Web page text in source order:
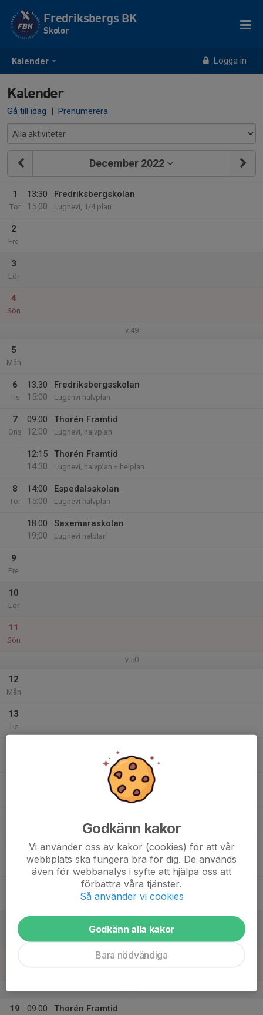
Kalender Logga in
Fredriksbergs BK
Skolor
Kalender
Gå till idag | Prenumerera
December 2022
1
Tor
13:30
15:00
Fredriksbergskolan
Lugnevi, 1/4 plan
2
Fre
3
Lör
4
Sön
v.49
5
Mån
6
Tis
13:30
15:00
Fredriksbergsskolan
Lugenvi halvplan
7
Ons
09:00
12:00
Thorén Framtid
Lugnevi, halvplan
12:15
14:30
Thorén Framtid
Lugnevi, halvplan + helplan
8
Tor
14:00
15:00
Espedalsskolan
Lugnevi halvplan
18:00
19:00
Saxemaraskolan
Lugnevi helplan
9
Fre
10
Lör
11
Sön
v.50
12
Mån
13
Tis
Espedalsskolan
Lugnevi halvplan
Lugnevi, halvplan
Lugnevi helplan
13:30
15:00
Fredriksbergskolan
Lugnevi, halvplan
Thorén Framtid
Lugnevi, halvplan
17
Lör
v.51
19
09:00
Thorén Framtid
Godkänn kakor
Vi använder oss av kakor (cookies) för att vår
webbplats ska fungera bra för dig. De används
även för webbanalys i syfte att hjälpa oss att
förbättra våra tjänster.
Så använder vi cookies
Godkänn alla kakor
Bara nödvändiga